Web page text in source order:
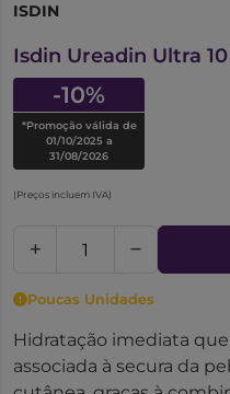
ISDIN
Isdin Ureadin Ultra
-10%
*Promoção válida de
01/10/2025 a
31/08/2026
(Preços incluem IVA)
Poucas Unidades
Hidratação imediata
associada à secura da